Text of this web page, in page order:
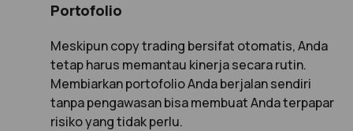
Portofolio
Meskipun copy trading bersifat otomatis, Anda
tetap harus memantau kinerja secara rutin.
Membiarkan portofolio Anda berjalan sendiri
tanpa pengawasan bisa membuat Anda terpapar
risiko yang tidak perlu.